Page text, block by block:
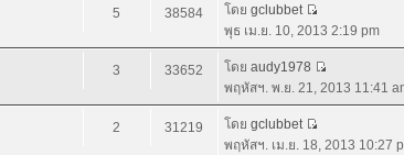
5 38584 โดย gclubbet
พุธ เม.ย. 10, 2013 2:19 pm
3 33652 โดย audy1978
พฤหัสฯ. พ.ย. 21, 2013 11:41
2 31219 โดย gclubbet
พฤหัสฯ. เม.ย. 18, 2013 10:27